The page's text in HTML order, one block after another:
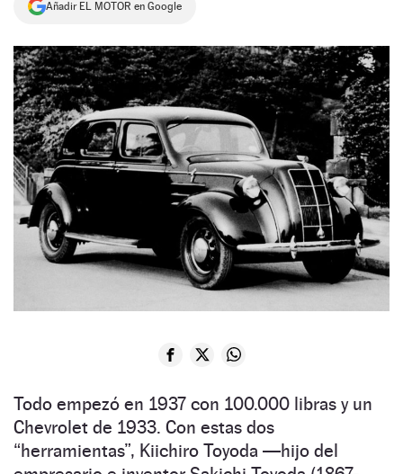
SÍGUENOS
Añadir EL MOTOR en Google
Todo empezó en 1937 con 100.000 libras y un
Chevrolet de 1933. Con estas dos
“herramientas”, Kiichiro Toyoda —hijo del